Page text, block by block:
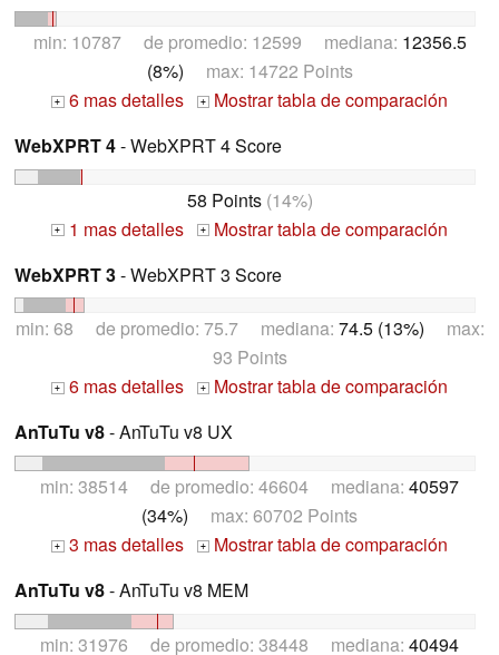
min: 10787 de promedio: 12599 mediana: 12356.5
(8%) max: 14722 Points
+ 6 mas detalles +
Mostrar tabla de comparación
WebXPRT 4- WebXPRT 4 Score
58 Points(14%)
+ 1 mas detalles +
Mostrar tabla de comparación
WebXPRT 3- WebXPRT 3 Score
min: 68 de promedio: 75.7 mediana: 74.5 (13%) max:
93 Points
+ 6 mas detalles +
Mostrar tabla de comparación
AnTuTu v8- AnTuTu v8 UX
min: 38514 de promedio: 46604 mediana: 40597
(34%) max: 60702 Points
+ 3 mas detalles +
Mostrar tabla de comparación
AnTuTu v8- AnTuTu v8 MEM
min: 31976 de promedio: 38448 mediana: 40494